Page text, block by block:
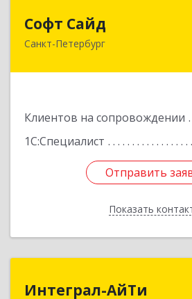
Софт Сайд
Санкт-Петербург
Клиентов на сопровождении
1С:Специалист
Отправить
Показать
190020, Санкт-Петербург г,
Отправить
Назад
Интеграл-АйТи